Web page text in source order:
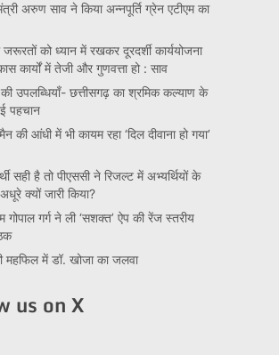
अरुण साव ने किया अन्नपूर्ति ग्रेन एटीएम का
जरूरतों को ध्यान में रखकर दूरदर्शी कार्ययोजना
कार्यों में तेजी और गुणवत्ता हो : साव
उपलब्धियाँ- छत्तीसगढ़ का श्रमिक कल्याण के
पहचान
की आंधी में भी कायम रहा ‘दिल दीवाना हो गया’
सही है तो पीएससी ने रिजल्ट में अभ्यर्थियों के
क्यों जारी किया?
गोपाल गर्ग ने ली ‘सशक्त’ ऐप की रेंज स्तरीय
महफिल में डॉ. खोजा का जलवा
us on X